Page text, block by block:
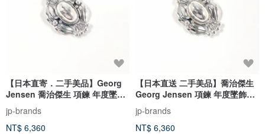
【日本直寄．二手美品】Georg
Jensen 喬治傑生 項鍊 年度墜飾
2000 Heritage Collection 925
銀
jp-brands
NT$ 6,360
【日本直送 二手美品】喬治傑生
Georg Jensen 項鍊 年度墜飾
2000 傳承系列 銀 925
jp-brands
NT$ 6,360